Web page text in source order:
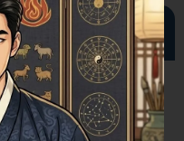
략적 접근